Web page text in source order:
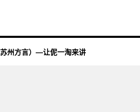
州方言）—让伲一淘来讲